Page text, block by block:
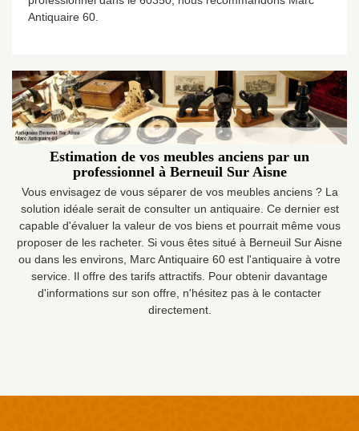
Antiquaire 60.
Estimation de vos meubles anciens par un
professionnel à Berneuil Sur Aisne
Vous envisagez de vous séparer de vos meubles anciens ? La
solution idéale serait de consulter un antiquaire. Ce dernier est
capable d'évaluer la valeur de vos biens et pourrait même vous
proposer de les racheter. Si vous êtes situé à Berneuil Sur Aisne
ou dans les environs, Marc Antiquaire 60 est l'antiquaire à votre
service. Il offre des tarifs attractifs. Pour obtenir davantage
d'informations sur son offre, n'hésitez pas à le contacter
directement.